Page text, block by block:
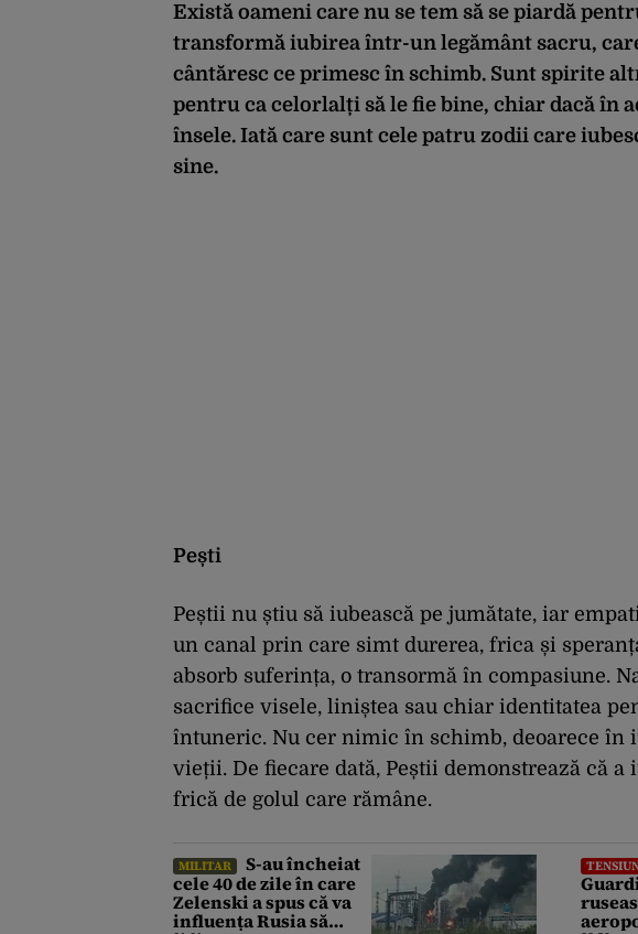
Există oameni care nu se tem să se piardă
transformă iubirea într-un legământ sacru,
cântăresc ce primesc în schimb. Sunt spirite
pentru ca celorlalți să le fie bine, chiar dacă în
însele. Iată care sunt cele patru zodii care
sine.
Pești
Peștii nu știu să iubească pe jumătate, iar
un canal prin care simt durerea, frica și
absorb suferința, o transormă în compasiune.
sacrifice visele, liniștea sau chiar identitatea
întuneric. Nu cer nimic în schimb, deoarece în
vieții. De fiecare dată, Peștii demonstrează că
frică de golul care rămâne.
MILITAR
S-au încheiat
cele 40 de zile în care
Zelenski a spus că va
influența Rusia să